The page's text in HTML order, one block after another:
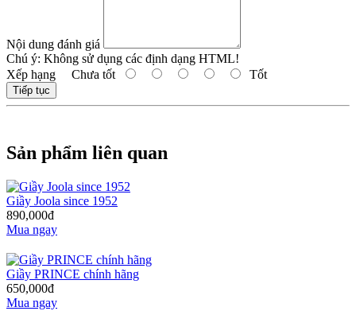
Nội dung đánh giá
Chú ý: Không sử dụng các định dạng HTML!
Xếp hạng Chưa tốt Tốt
Tiếp tục
Sản phẩm liên quan
Giầy Joola since 1952
890,000đ
Mua ngay
Giầy PRINCE chính hãng
650,000đ
Mua ngay